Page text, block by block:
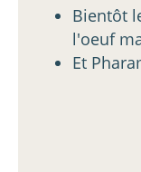
Bientôt
l'oeuf
Et